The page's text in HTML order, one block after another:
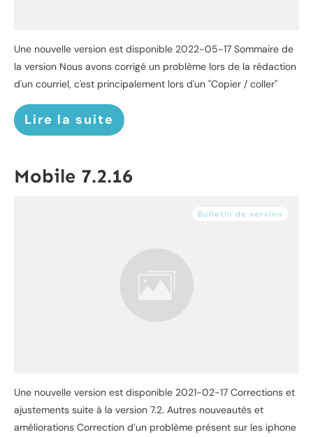
Une nouvelle version est disponible 2022-05-17 Sommaire de
la version Nous avons corrigé un problème lors de la rédaction
d'un courriel, c'est principalement lors d'un "Copier / coller"
Lire la suite
Mobile 7.2.16
Bulletin de version
Une nouvelle version est disponible 2021-02-17 Corrections et
ajustements suite à la version 7.2. Autres nouveautés et
améliorations Correction d’un problème présent sur les iphone